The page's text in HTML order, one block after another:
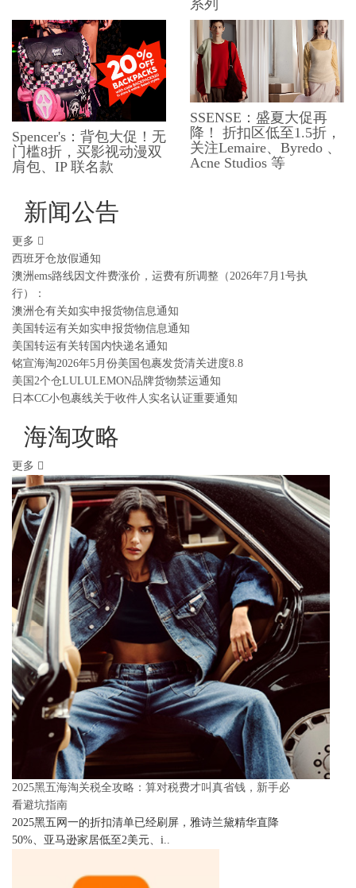
系列
Spencer's：背包大促！无
门槛8折，买影视动漫双
肩包、​​IP 联名款
SSENSE：盛夏大促再
降！ 折扣区低至1.5折，
关注Lemaire、Byredo 、
Acne Studios 等
新闻公告
更多
西班牙仓放假通知
澳洲ems路线因文件费涨价，运费有所调整（2026年7月1号执
行）：
澳洲仓有关如实申报货物信息通知
美国转运有关如实申报货物信息通知
美国转运有关转国内快递名通知
铭宣海淘2026年5月份美国包裹发货清关进度8.8
美国2个仓LULULEMON品牌货物禁运通知
日本CC小包裹线关于收件人实名认证重要通知
海淘攻略
更多
2025黑五海淘关税全攻略：算对税费才叫真省钱，新手必
看避坑指南
2025黑五网一的折扣清单已经刷屏，雅诗兰黛精华直降
50%、亚马逊家居低至2美元、i..